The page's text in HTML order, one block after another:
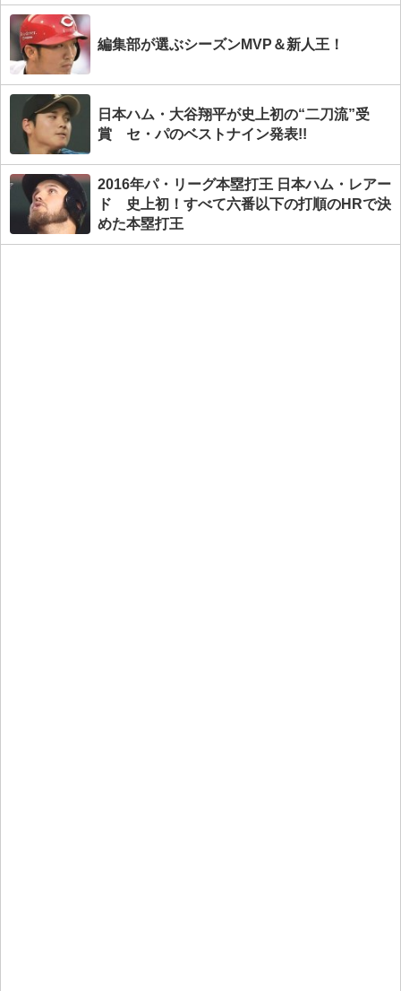
編集部が選ぶシーズンMVP＆新人王！
日本ハム・大谷翔平が史上初の“二刀流”受
賞 セ・パのベストナイン発表!!
2016年パ・リーグ本塁打王 日本ハム・レアー
ド 史上初！すべて六番以下の打順のHRで決
めた本塁打王